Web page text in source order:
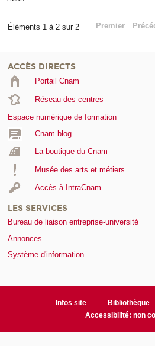
Éléments 1 à 2 sur 2 Premier
ACCÈS DIRECTS
Portail Cnam
Réseau des centres
Espace numérique de formation
Cnam blog
La boutique du Cnam
Musée des arts et métiers
Accès à IntraCnam
LES SERVICES
Bureau de liaison entreprise-université
Annonces
Système d'information
Infos site Bibliothèque
Accessibilité: non